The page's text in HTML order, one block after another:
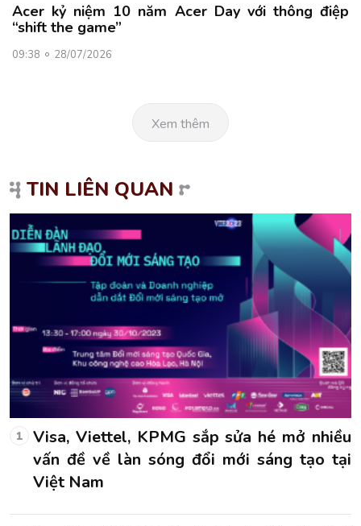
Acer kỷ niệm 10 năm Acer Day với thông điệp
“shift the game”
09:38 28/07/2026
Xem thêm
TIN LIÊN QUAN
1
Visa, Viettel, KPMG sắp sửa hé mở nhiều
vấn đề về làn sóng đổi mới sáng tạo tại
Việt Nam